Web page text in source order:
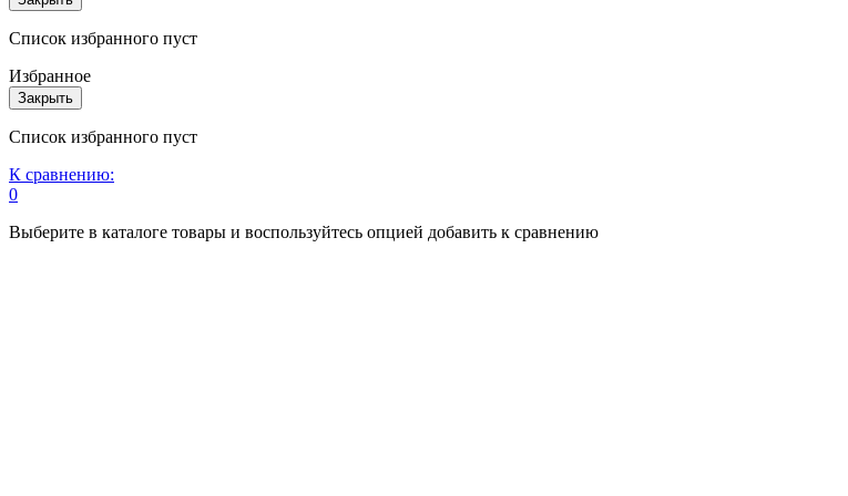
Список избранного пуст
Избранное
Закрыть
Список избранного пуст
К сравнению:
0
Выберите в каталоге товары и воспользуйтесь опцией добавить к сравнению